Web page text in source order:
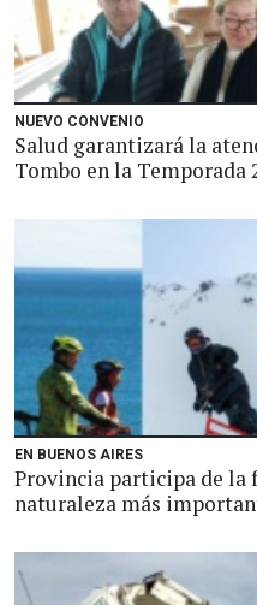
NUEVO CONVENIO
Salud garantizará la
Tombo en la Temporada
EN BUENOS AIRES
Provincia participa de la
naturaleza más